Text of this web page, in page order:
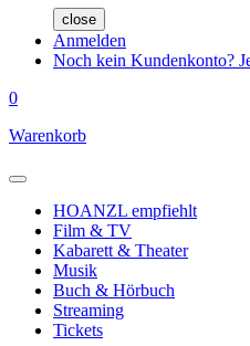
close
Anmelden
Noch kein Kundenkonto?
0
Warenkorb
HOANZL empfiehlt
Film & TV
Kabarett & Theater
Musik
Buch & Hörbuch
Streaming
Tickets